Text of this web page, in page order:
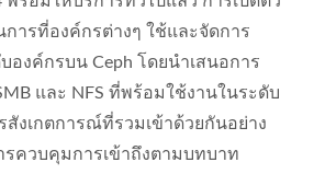
ารที่องค์กรต่างๆ ใช้และจัดการ
องค์กรบน Ceph โดยนำเสนอการ
และ NFS ที่พร้อมใช้งานในระดับ
สังเกตการณ์ที่รวมเข้าด้วยกันอย่าง
รควบคุมการเข้าถึงตามบทบาท